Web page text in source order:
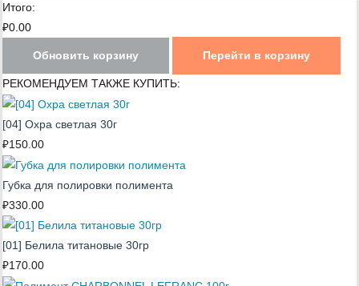
Итого:
₽0.00
Обновить корзину Перейти в корзину
РЕКОМЕНДУЕМ ТАКЖЕ КУПИТЬ:
[04] Охра светлая 30г
₽150.00
Губка для полировки полимента
₽330.00
[01] Белила титановые 30гр
₽170.00